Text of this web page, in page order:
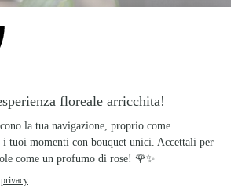
mamma defunta
e celebra la figura della mamma è
adatta per esprimere alla propria